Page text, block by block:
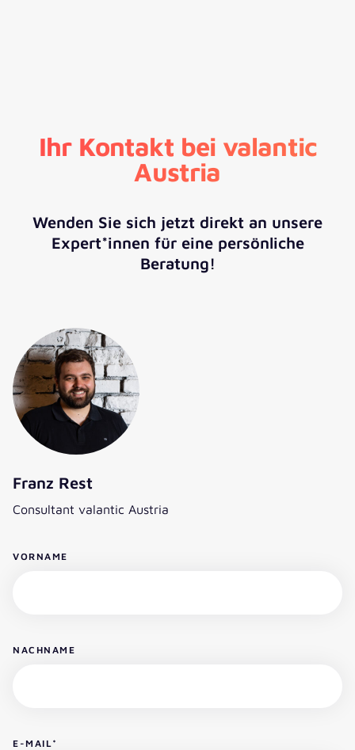
Ihr Kontakt bei valantic
Austria
Wenden Sie sich jetzt direkt an unsere
Expert*innen für eine persönliche
Beratung!
Franz Rest
Consultant valantic Austria
VORNAME
NACHNAME
E-MAIL*